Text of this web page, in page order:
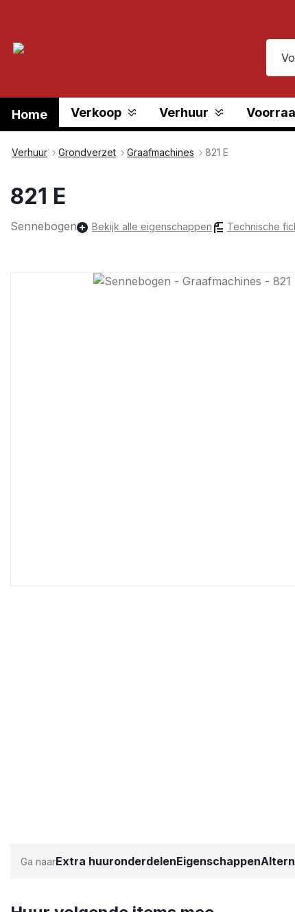
Home Verkoop Verhuur
Verhuur Grondverzet Graafmachines 821 E
821 E
Sennebogen Bekijk alle eigenschappen Technische
Afbeeldingengalerij overslaan
Extra huuronderdelenEigenschappen